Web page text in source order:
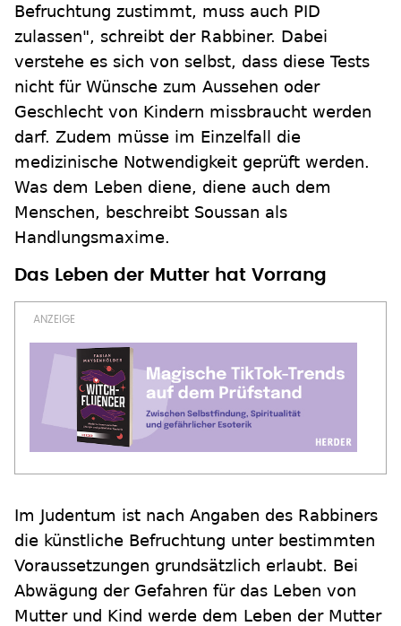
Befruchtung zustimmt, muss auch PID
zulassen", schreibt der Rabbiner. Dabei
verstehe es sich von selbst, dass diese Tests
nicht für Wünsche zum Aussehen oder
Geschlecht von Kindern missbraucht werden
darf. Zudem müsse im Einzelfall die
medizinische Notwendigkeit geprüft werden.
Was dem Leben diene, diene auch dem
Menschen, beschreibt Soussan als
Handlungsmaxime.
Das Leben der Mutter hat Vorrang
Im Judentum ist nach Angaben des Rabbiners
die künstliche Befruchtung unter bestimmten
Voraussetzungen grundsätzlich erlaubt. Bei
Abwägung der Gefahren für das Leben von
Mutter und Kind werde dem Leben der Mutter